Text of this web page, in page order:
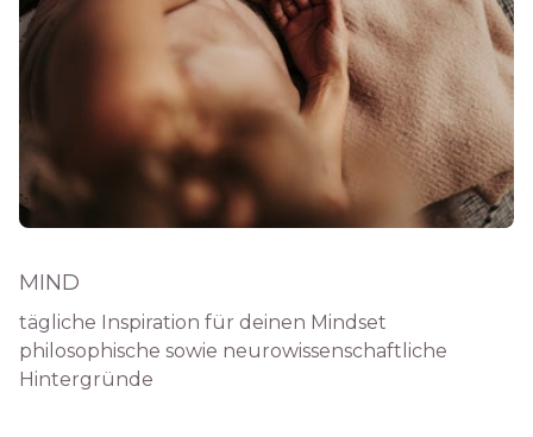
MIND
tägliche Inspiration für deinen Mindset
philosophische sowie neurowissenschaftliche
Hintergründe